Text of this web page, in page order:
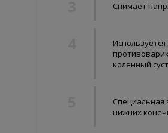
Снимает
коленный
Специальная
нижних